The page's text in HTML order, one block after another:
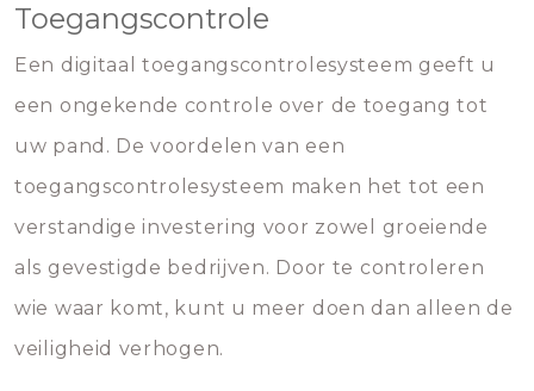
Toegangscontrole
Een digitaal toegangscontrolesysteem geeft u
een ongekende controle over de toegang tot
uw pand. De voordelen van een
toegangscontrolesysteem maken het tot een
verstandige investering voor zowel groeiende
als gevestigde bedrijven. Door te controleren
wie waar komt, kunt u meer doen dan alleen de
veiligheid verhogen.